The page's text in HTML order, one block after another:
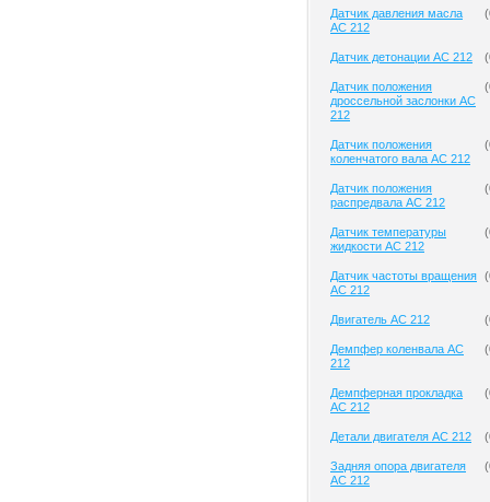
Датчик давления масла
AC 212
(
Датчик детонации AC 212 (
Датчик положения
дроссельной заслонки AC
212
(
Датчик положения
коленчатого вала AC 212
(
Датчик положения
распредвала AC 212
(
Датчик температуры
жидкости AC 212
(
Датчик частоты вращения
AC 212
(
Двигатель AC 212 (
Демпфер коленвала AC
212
(
Демпферная прокладка
AC 212
(
Детали двигателя AC 212 (
Задняя опора двигателя
AC 212
(